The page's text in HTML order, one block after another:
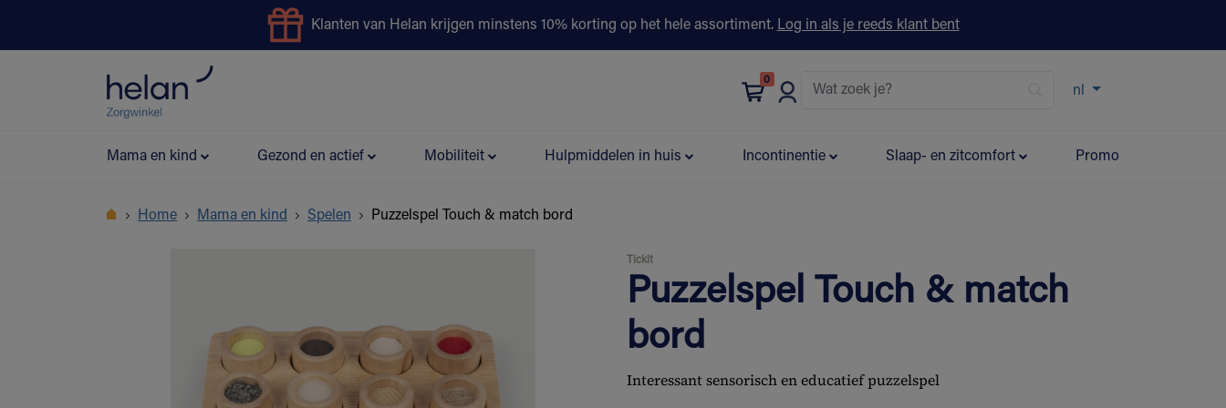
Klanten van Helan krijgen minstens 10% korting op het hele assortiment. Log in als je reeds klant bent
0
nl
Mama en kind Gezond en actief Mobiliteit Hulpmiddelen in huis Incontinentie Slaap- en zitcomfort Promo
Home Mama en kind Spelen Puzzelspel Touch & match bord
Tickit
Puzzelspel Touch & match
bord
Interessant sensorisch en educatief puzzelspel